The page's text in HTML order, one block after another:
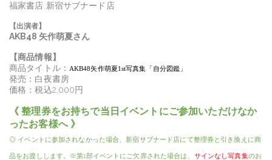
福家書店 新宿サブナード店
【出演者】
AKB48 矢作萌夏さん
【商品情報】
商品タイトル： AKB48矢作萌夏1st写真集「自分図鑑」
発売：白夜書房
価格：税込2,000円
《 整理券をお持ちで当日イベントにご参加いただけなか
ったお客様へ 》
◎ イベントに参加されなかった場合、新宿サブナード店にて整理券と引き換えに商
品をお渡しします。 ※第1部イベントにご欠席された場合は、 サインなし写真集のお